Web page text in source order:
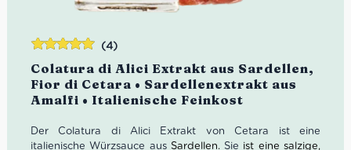
Colatura di Alici Extrakt aus Sardellen,
Fior di Cetara • Sardellenextrakt aus
Amalfi • Italienische Feinkost
(4)
Der Colatura di Alici Extrakt von Cetara ist eine
italienische Würzsauce ausSardellen. Sie ist eine salzige,
Bewertet
mit5.00von
5